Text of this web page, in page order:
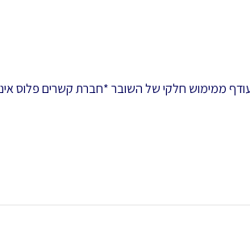
עודף ממימוש חלקי של השובר *חברת קשרים פלוס